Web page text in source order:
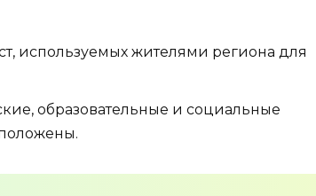
используемых жителями региона для
образовательные и социальные